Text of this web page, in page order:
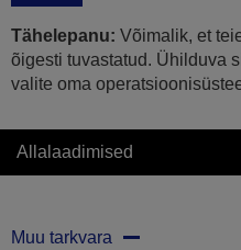
Tähelepanu: Võimalik, et
õigesti tuvastatud. Ühilduva
valite oma
Allalaadimised
Muu tarkvara